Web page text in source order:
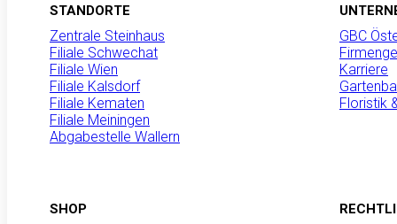
rufen wir
Austria (ARA)
nach dem
STANDORTE
Zentrale Steinhaus
Filiale Schwechat
Filiale Wien
Filiale Kalsdorf
Filiale Kematen
Filiale Meiningen
Abgabestelle Wallern
GBC
Karriere
Floristik
SHOP